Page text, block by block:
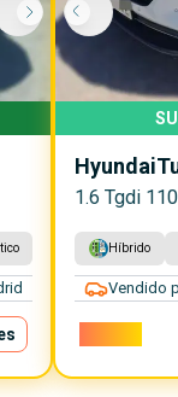
Hyundai
1.6 Tgdi
Híbrido
Vendido